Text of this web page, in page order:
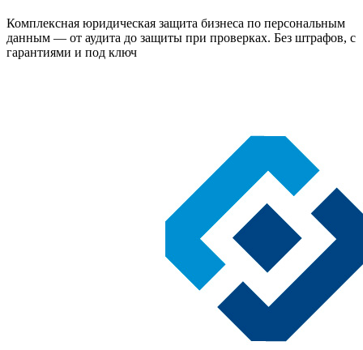
Комплексная юридическая защита бизнеса по персональным
данным — от аудита до защиты при проверках. Без штрафов, с
гарантиями и под ключ